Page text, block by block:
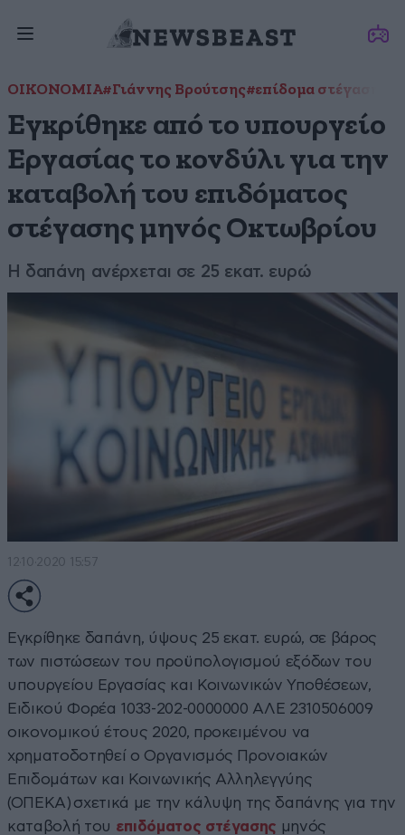
ΟΙΚΟΝΟΜΙΑ#Γιάννης Βρούτσης#επίδομα στέγασης
Εγκρίθηκε από το υπουργείο
Εργασίας το κονδύλι για την
καταβολή του επιδόματος
στέγασης μηνός Οκτωβρίου
Η δαπάνη ανέρχεται σε 25 εκατ. ευρώ
12·10·2020 15:57
Εγκρίθηκε δαπάνη, ύψους 25 εκατ. ευρώ, σε βάρος
των πιστώσεων του προϋπολογισμού εξόδων του
υπουργείου Εργασίας και Κοινωνικών Υποθέσεων,
Ειδικού Φορέα 1033-202-0000000 ΑΛΕ 2310506009
οικονομικού έτους 2020, προκειμένου να
χρηματοδοτηθεί ο Οργανισμός Προνοιακών
Επιδομάτων και Κοινωνικής Αλληλεγγύης
(ΟΠΕΚΑ) σχετικά με την κάλυψη της δαπάνης για την
καταβολή του επιδόματος στέγασης μηνός